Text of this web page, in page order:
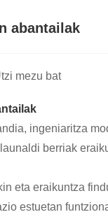
abantailak
mezu bat
ingeniaritza
berriak
eta eraikuntza
estuetan